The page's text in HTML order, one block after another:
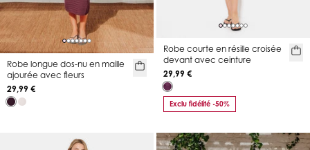
Robe longue dos-nu en maille
ajourée avec fleurs
29,99 €
Robe courte en résille croisée
devant avec ceinture
29,99 €
Exclu fidélité -50%